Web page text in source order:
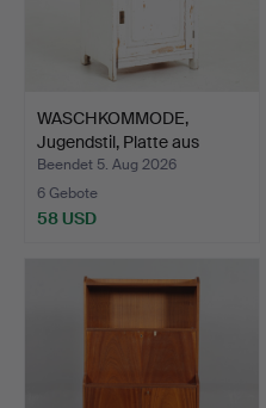
WASCHKOMMODE,
Jugendstil, Platte aus
Carra…
Beendet 5. Aug 2026
6 Gebote
58 USD